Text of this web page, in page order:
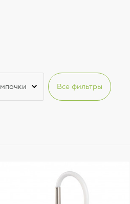
Все фильтры